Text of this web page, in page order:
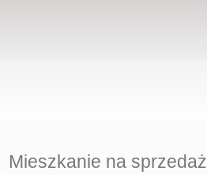
Mieszkanie na sprzedaż